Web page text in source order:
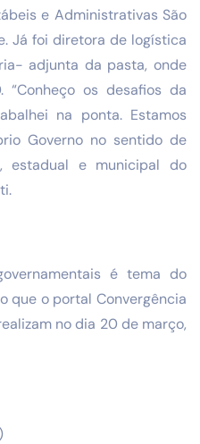
e Administrativas São
Já foi diretora de logística
adjunta da pasta, onde
os desafios da
na ponta. Estamos
Governo no sentido de
estadual e municipal do
é tema do
que o portal Convergência
no dia 20 de março,